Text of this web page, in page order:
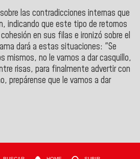
las contradicciones internas que
indicando que este tipo de retornos
en sus filas e ironizó sobre el
dará a estas situaciones: "Se
mismos, no le vamos a dar casquillo,
risas, para finalmente advertir con
prepárense que le vamos a dar